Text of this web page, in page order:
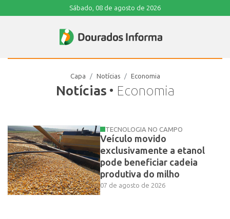
Sábado, 08 de agosto de 2026
Notícias • Economia
Capa Notícias Economia
TECNOLOGIA NO CAMPO
Veículo movido
exclusivamente a etanol
pode beneficiar cadeia
produtiva do milho
07 de agosto de 2026